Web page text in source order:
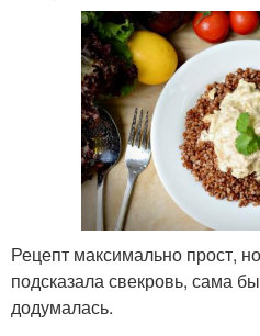
Рецепт максимально прост,
подсказала свекровь, сама
додумалась.